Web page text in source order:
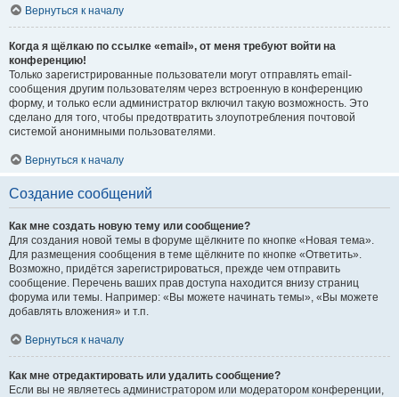
Вернуться к началу
Когда я щёлкаю по ссылке «email», от меня требуют войти на
конференцию!
Только зарегистрированные пользователи могут отправлять email-
сообщения другим пользователям через встроенную в конференцию
форму, и только если администратор включил такую возможность. Это
сделано для того, чтобы предотвратить злоупотребления почтовой
системой анонимными пользователями.
Вернуться к началу
Создание сообщений
Как мне создать новую тему или сообщение?
Для создания новой темы в форуме щёлкните по кнопке «Новая тема».
Для размещения сообщения в теме щёлкните по кнопке «Ответить».
Возможно, придётся зарегистрироваться, прежде чем отправить
сообщение. Перечень ваших прав доступа находится внизу страниц
форума или темы. Например: «Вы можете начинать темы», «Вы можете
добавлять вложения» и т.п.
Вернуться к началу
Как мне отредактировать или удалить сообщение?
Если вы не являетесь администратором или модератором конференции,